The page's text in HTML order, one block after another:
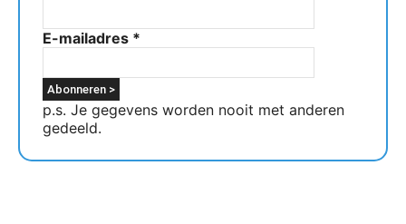
E-mailadres *
p.s. Je gegevens worden nooit met anderen
gedeeld.